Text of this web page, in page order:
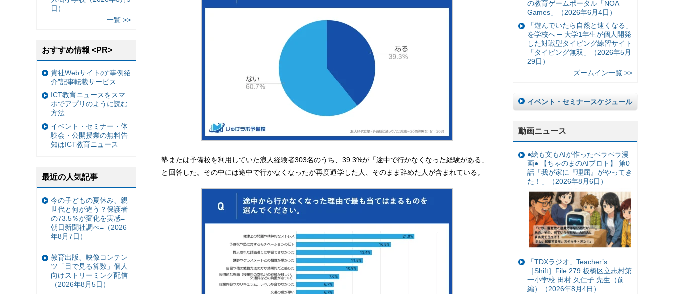
塾または予備校を利用していた浪人経験者303名のうち、39.3%が「途中で行かなくなった経験がある」
と回答した。その中には途中で行かなくなったが再度通学した人、そのまま辞めた人が含まれている。
の教育ゲームポータル「NOA
Games」（2026年6月4日）
「遊んでいたら自然と速くなる」
を学校へ ─ 大学1年生が個人開発
した対戦型タイピング練習サイト
「タイピング無双」（2026年5月
29日）
ズームイン一覧 >>
イベント・セミナースケジュール
動画ニュース
●絵も文もAIが作ったペラペラ漫
画● 【ちゃのまのAIプロト】 第0
話「我が家に『理屈』がやってき
た！」（2026年8月6日）
「TDXラジオ」Teacher’s
［Shift］File.279 板橋区立志村第
一小学校 田村 久仁子 先生（前
編）（2026年8月4日）
日）
一覧 >>
おすすめ情報 <PR>
貴社Webサイトの“事例紹
介”記事転載サービス
ICT教育ニュースをスマ
ホでアプリのように読む
方法
イベント・セミナー・体
験会・公開授業の無料告
知はICT教育ニュース
最近の人気記事
今の子どもの夏休み、親
世代と何が違う？保護者
の73.5％が変化を実感=
朝日新聞社調べ=（2026
年8月7日）
教育出版、映像コンテン
ツ「目で見る算数」個人
向けストリーミング配信
（2026年8月5日）